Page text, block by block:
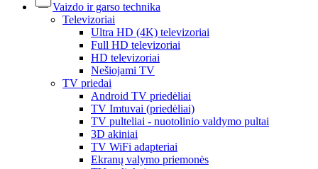
Vaizdo ir garso technika
Televizoriai
Ultra HD (4K) televizoriai
Full HD televizoriai
HD televizoriai
Nešiojami TV
TV priedai
Android TV priedėliai
TV Imtuvai (priedėliai)
TV pulteliai - nuotolinio valdymo pultai
3D akiniai
TV WiFi adapteriai
Ekranų valymo priemonės